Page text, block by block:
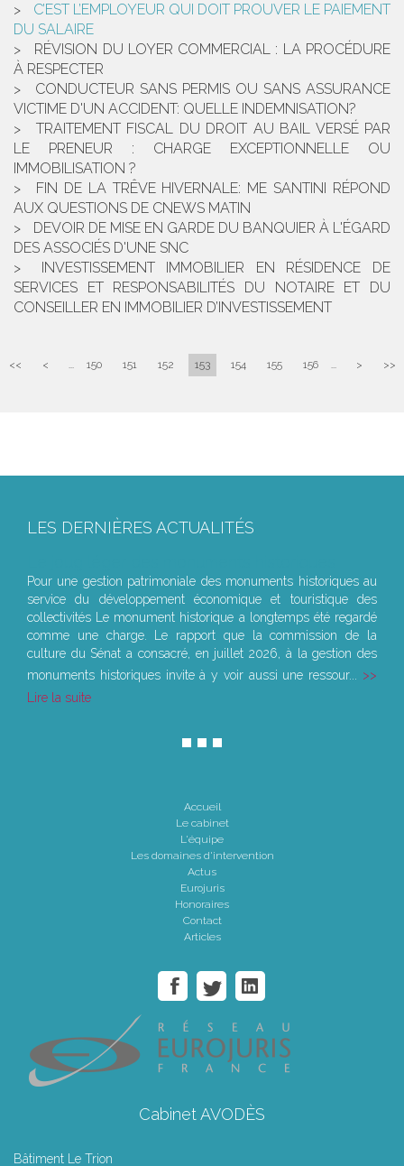
C’EST L’EMPLOYEUR QUI DOIT PROUVER LE PAIEMENT
DU SALAIRE
RÉVISION DU LOYER COMMERCIAL : LA PROCÉDURE
À RESPECTER
CONDUCTEUR SANS PERMIS OU SANS ASSURANCE
VICTIME D'UN ACCIDENT: QUELLE INDEMNISATION?
TRAITEMENT FISCAL DU DROIT AU BAIL VERSÉ PAR
LE PRENEUR : CHARGE EXCEPTIONNELLE OU
IMMOBILISATION ?
FIN DE LA TRÊVE HIVERNALE: ME SANTINI RÉPOND
AUX QUESTIONS DE CNEWS MATIN
DEVOIR DE MISE EN GARDE DU BANQUIER À L'ÉGARD
DES ASSOCIÉS D'UNE SNC
INVESTISSEMENT IMMOBILIER EN RÉSIDENCE DE
SERVICES ET RESPONSABILITÉS DU NOTAIRE ET DU
CONSEILLER EN IMMOBILIER D’INVESTISSEMENT
<< < ... 150 151 152 153 154 155 156 ... > >>
LES DERNIÈRES ACTUALITÉS
Pour une gestion patrimoniale des monuments historiques au
service du développement économique et touristique des
collectivités Le monument historique a longtemps été regardé
comme une charge. Le rapport que la commission de la
culture du Sénat a consacré, en juillet 2026, à la gestion des
monuments historiques invite à y voir aussi une ressour...
Lire la suite
Accueil
Le cabinet
L'équipe
Les domaines d'intervention
Actus
Eurojuris
Honoraires
Contact
Articles
Cabinet AVODÈS
Bâtiment Le Trion